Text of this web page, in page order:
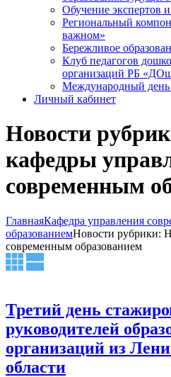
Обучение экспертов
Региональный
важном»
Бережливое
Клуб педагогов
организаций РБ
Международный день
Личный кабинет
Новости
кафедры
современным
ГлавнаяКафедра управления
образованиемНовости рубрики:
современным образованием
Третий день
руководителей
организаций из
области